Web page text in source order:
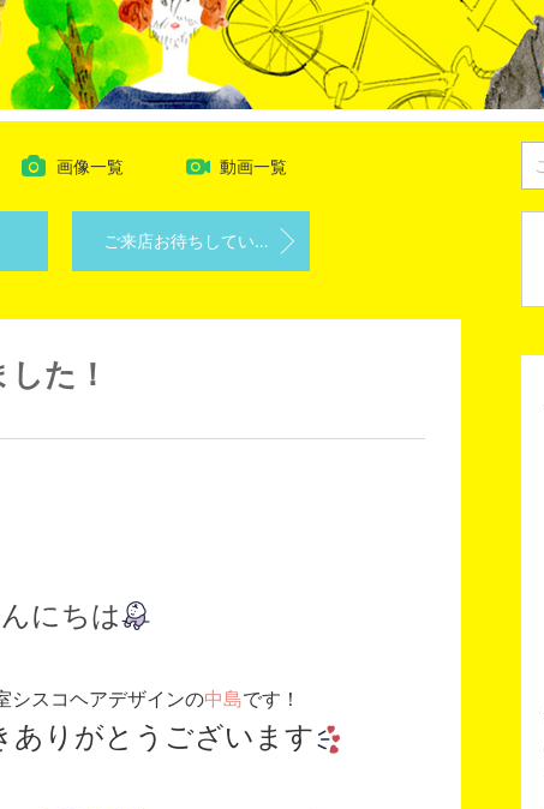
画像一覧 動画一覧
ご来店お待ちしています♪
た！
にちは
シスコヘアデザインの中島です！
ありがとうございます